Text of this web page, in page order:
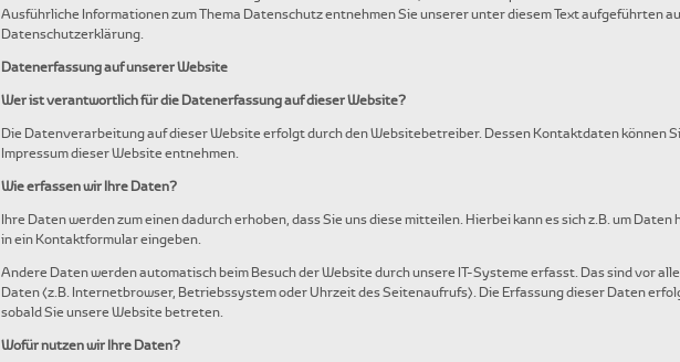
Ausführliche Informationen zum Thema Datenschutz entnehmen Sie unserer unter diesem Text aufgeführten
Datenschutzerklärung.
Datenerfassung auf unserer Website
Wer ist verantwortlich für die Datenerfassung auf dieser Website?
Die Datenverarbeitung auf dieser Website erfolgt durch den Websitebetreiber. Dessen Kontaktdaten können
Impressum dieser Website entnehmen.
Wie erfassen wir Ihre Daten?
Ihre Daten werden zum einen dadurch erhoben, dass Sie uns diese mitteilen. Hierbei kann es sich z.B. um Daten
in ein Kontaktformular eingeben.
Andere Daten werden automatisch beim Besuch der Website durch unsere IT-Systeme erfasst. Das sind vor
Daten (z.B. Internetbrowser, Betriebssystem oder Uhrzeit des Seitenaufrufs). Die Erfassung dieser Daten
sobald Sie unsere Website betreten.
Wofür nutzen wir Ihre Daten?